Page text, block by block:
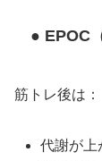
● EPOC
筋トレ後は：
代謝が上